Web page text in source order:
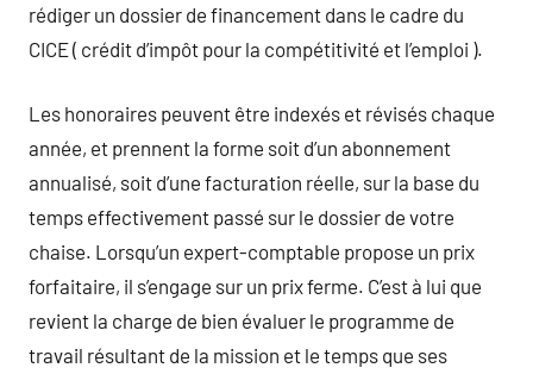
rédiger un dossier de financement dans le cadre du
CICE ( crédit d’impôt pour la compétitivité et l’emploi ).
Les honoraires peuvent être indexés et révisés chaque
année, et prennent la forme soit d’un abonnement
annualisé, soit d’une facturation réelle, sur la base du
temps effectivement passé sur le dossier de votre
chaise. Lorsqu’un expert-comptable propose un prix
forfaitaire, il s’engage sur un prix ferme. C’est à lui que
revient la charge de bien évaluer le programme de
travail résultant de la mission et le temps que ses